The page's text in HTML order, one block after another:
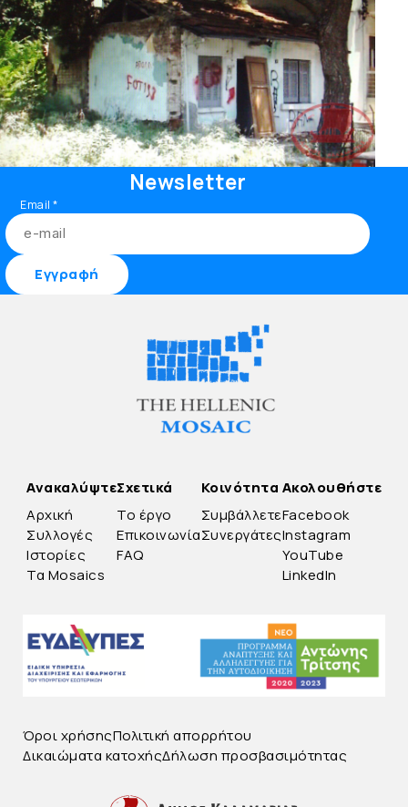
Newsletter
Email*
Ανακαλύψτε
Αρχική
Συλλογές
Ιστορίες
Τα Mosaics
Σχετικά
Το έργο
Επικοινωνία
FAQ
Κοινότητα
Συμβάλλετε
Συνεργάτες
Ακολουθήστε
Facebook
Instagram
YouTube
LinkedIn
Όροι χρήσηςΠολιτική απορρήτου
Δικαιώματα κατοχήςΔήλωση προσβασιμότητας